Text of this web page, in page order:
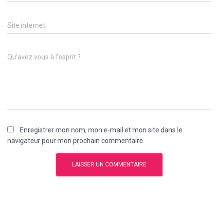
Site internet
Qu’avez vous à l’esprit ?
Enregistrer mon nom, mon e-mail et mon site dans le
navigateur pour mon prochain commentaire.